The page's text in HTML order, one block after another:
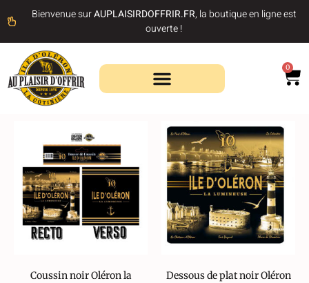
Bienvenue surAUPLAISIRDOFFRIR.FR, la boutique en ligne est
ouverte !
0
Coussin noir Oléron la
Dessous de plat noir Oléron